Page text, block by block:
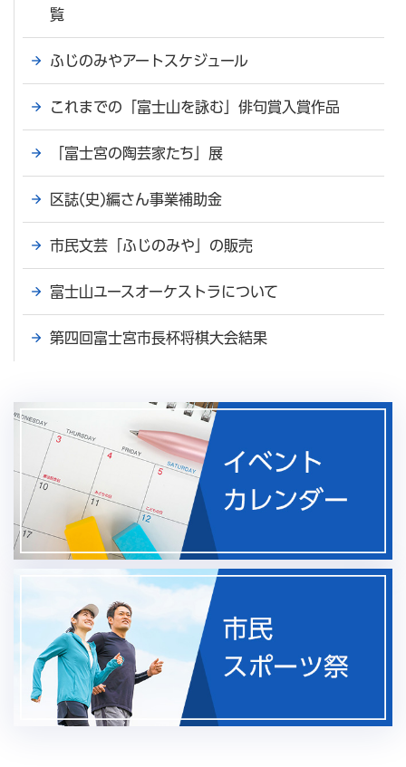
覧
ふじのみやアートスケジュール
これまでの「富士山を詠む」俳句賞入賞作品
「富士宮の陶芸家たち」展
区誌(史)編さん事業補助金
市民文芸「ふじのみや」の販売
富士山ユースオーケストラについて
第四回富士宮市長杯将棋大会結果